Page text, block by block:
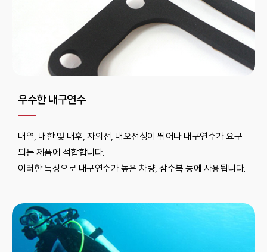
우수한 내구연수
내열, 내한 및 내후, 자외선, 내오전성이 뛰어나 내구연수가 요구
되는 제품에 적합합니다.
이러한 특징으로 내구연수가 높은 차량, 잠수복 등에 사용됩니다.